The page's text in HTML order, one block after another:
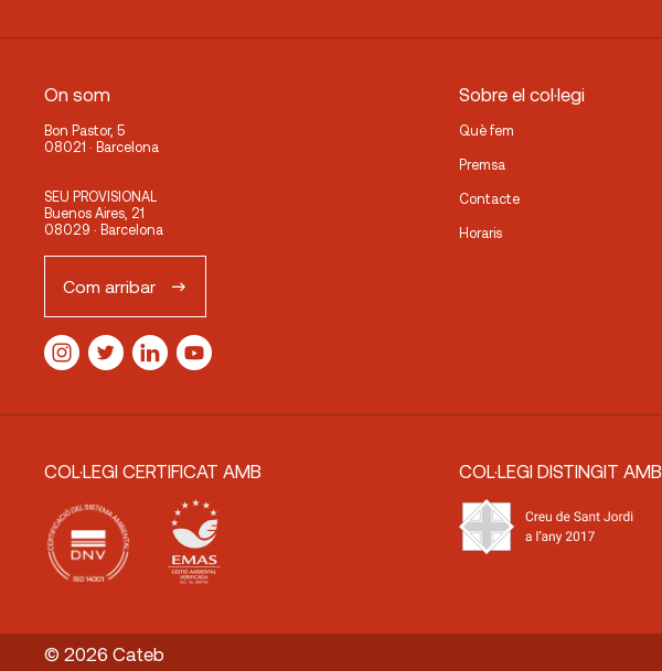
On som
Bon Pastor, 5
08021 · Barcelona
SEU PROVISIONAL
Buenos Aires, 21
08029 · Barcelona
Com arribar
Sobre el col·legi
Què fem
Premsa
Contacte
Horaris
COL·LEGI CERTIFICAT AMB COL·LEGI DISTINGIT AMB
© 2026 Cateb